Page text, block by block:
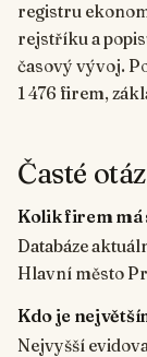
registru
rejstříku a
časový vývoj.
1 476 firem,
Časté
Kolik firem má
Databáze
Hlavní město
Kdo je
Nejvyšší